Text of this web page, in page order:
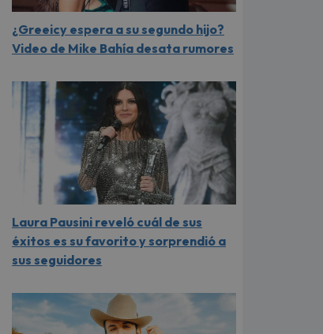
¿Greeicy espera a su segundo hijo?
Video de Mike Bahía desata rumores
Laura Pausini reveló cuál de sus
éxitos es su favorito y sorprendió a
sus seguidores